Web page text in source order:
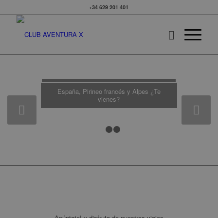
+34 629 201 401
Posterior
España, Pirineo francés y Alpes ¿Te
vienes?